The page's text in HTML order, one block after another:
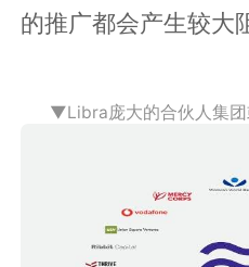
的推广都会产生较大
▼Libra庞大的合伙人集团